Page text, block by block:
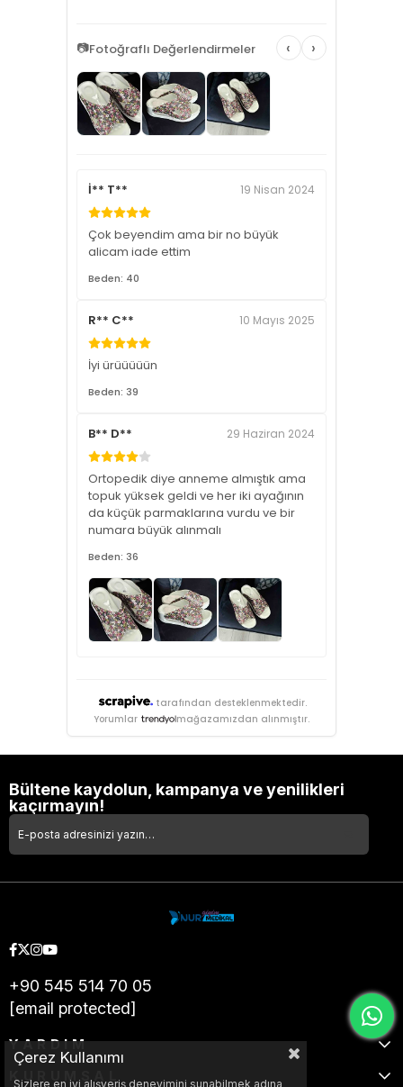
📷Fotoğraflı Değerlendirmeler ‹ ›
İ** T** 19 Nisan 2024
Çok beyendim ama bir no büyük
alicam iade ettim
Beden: 40
R** C** 10 Mayıs 2025
İyi ürüüüüün
Beden: 39
B** D** 29 Haziran 2024
Ortopedik diye anneme almıştık ama
topuk yüksek geldi ve her iki ayağının
da küçük parmaklarına vurdu ve bir
numara büyük alınmalı
Beden: 36
tarafından desteklenmektedir.
Yorumlar
mağazamızdan alınmıştır.
Bültene kaydolun, kampanya ve yenilikleri
kaçırmayın!
+90 545 514 70 05
[email protected]
YARDIM
Çerez Kullanımı
Sizlere en iyi alışveriş deneyimini sunabilmek adına